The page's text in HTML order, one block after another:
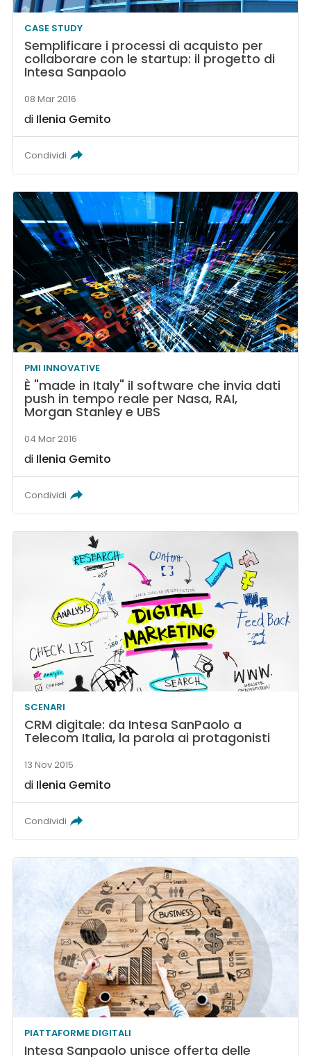
CASE STUDY
Semplificare i processi di acquisto per
collaborare con le startup: il progetto di
Intesa Sanpaolo
08 Mar 2016
di Ilenia Gemito
Condividi
PMI INNOVATIVE
È "made in Italy" il software che invia dati
push in tempo reale per Nasa, RAI,
Morgan Stanley e UBS
04 Mar 2016
di Ilenia Gemito
Condividi
SCENARI
CRM digitale: da Intesa SanPaolo a
Telecom Italia, la parola ai protagonisti
13 Nov 2015
di Ilenia Gemito
Condividi
PIATTAFORME DIGITALI
Intesa Sanpaolo unisce offerta delle